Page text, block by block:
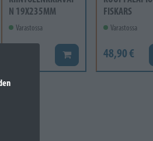
N 19X235MM
Varastossa
Lisää koriin
FISKARS
Varastossa
48,90 €